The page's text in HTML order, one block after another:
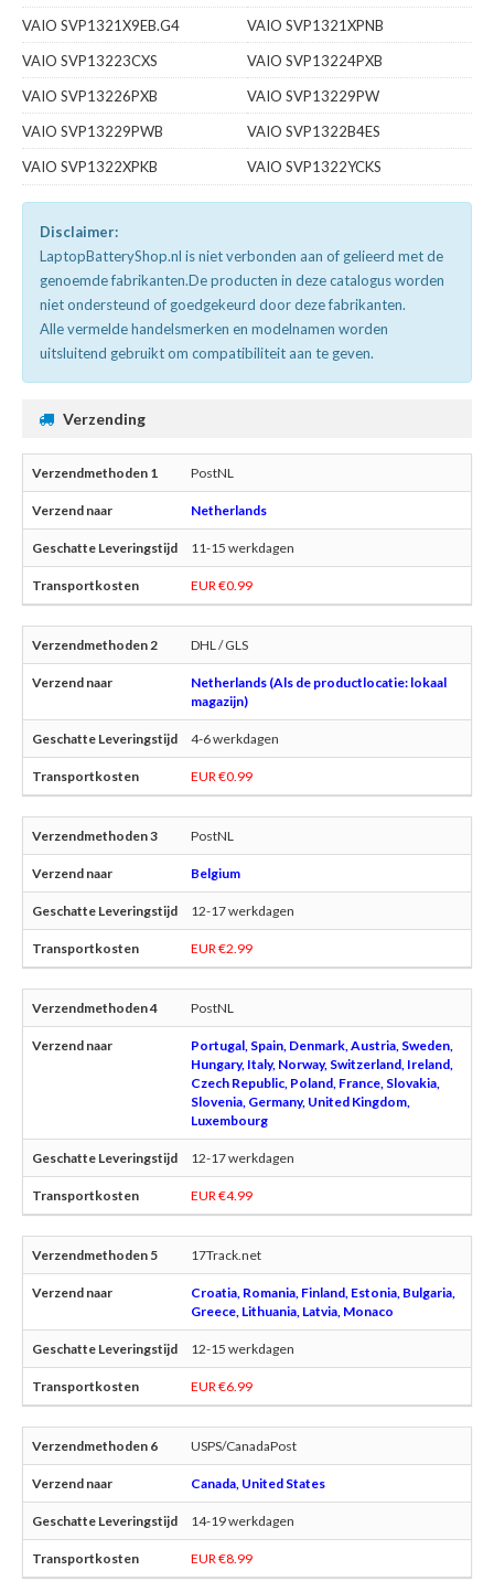
VAIO SVP1321X9EB.G4
VAIO SVP1321XPNB
VAIO SVP13223CXS
VAIO SVP13224PXB
VAIO SVP13226PXB
VAIO SVP13229PW
VAIO SVP13229PWB
VAIO SVP1322B4ES
VAIO SVP1322XPKB
VAIO SVP1322YCKS
Disclaimer:
LaptopBatteryShop.nl is niet verbonden aan of gelieerd met de
genoemde fabrikanten.De producten in deze catalogus worden
niet ondersteund of goedgekeurd door deze fabrikanten.
Alle vermelde handelsmerken en modelnamen worden
uitsluitend gebruikt om compatibiliteit aan te geven.
Verzending
PostNL
Netherlands
11-15 werkdagen
EUR €0.99
DHL / GLS
Netherlands (Als de productlocatie: lokaal
magazijn)
4-6 werkdagen
EUR €0.99
PostNL
Belgium
12-17 werkdagen
EUR €2.99
PostNL
Portugal, Spain, Denmark, Austria, Sweden,
Hungary, Italy, Norway, Switzerland, Ireland,
Czech Republic, Poland, France, Slovakia,
Slovenia, Germany, United Kingdom,
Luxembourg
12-17 werkdagen
EUR €4.99
17Track.net
Croatia, Romania, Finland, Estonia, Bulgaria,
Greece, Lithuania, Latvia, Monaco
12-15 werkdagen
EUR €6.99
USPS/CanadaPost
Canada, United States
14-19 werkdagen
EUR €8.99